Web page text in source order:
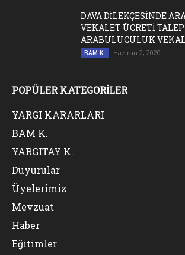
DAVA DİLEKÇESİNDE
VEKALET ÜCRETİ
ARABULUCULUK
BAM K. Haziran 2, 2020
POPÜLER KATEGORİLER
YARGI KARARLARI
BAM K.
YARGITAY K.
Duyurular
Üyelerimiz
Mevzuat
Haber
Eğitimler